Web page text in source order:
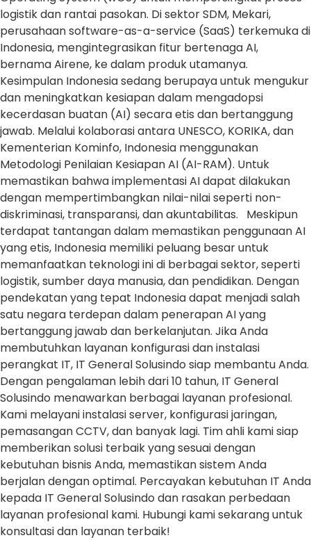
logistik dan rantai pasokan. Di sektor SDM, Mekari,
perusahaan software-as-a-service (SaaS) terkemuka di
Indonesia, mengintegrasikan fitur bertenaga AI,
bernama Airene, ke dalam produk utamanya.
Kesimpulan Indonesia sedang berupaya untuk mengukur
dan meningkatkan kesiapan dalam mengadopsi
kecerdasan buatan (AI) secara etis dan bertanggung
jawab. Melalui kolaborasi antara UNESCO, KORIKA, dan
Kementerian Kominfo, Indonesia menggunakan
Metodologi Penilaian Kesiapan AI (AI-RAM). Untuk
memastikan bahwa implementasi AI dapat dilakukan
dengan mempertimbangkan nilai-nilai seperti non-
diskriminasi, transparansi, dan akuntabilitas. Meskipun
terdapat tantangan dalam memastikan penggunaan AI
yang etis, Indonesia memiliki peluang besar untuk
memanfaatkan teknologi ini di berbagai sektor, seperti
logistik, sumber daya manusia, dan pendidikan. Dengan
pendekatan yang tepat Indonesia dapat menjadi salah
satu negara terdepan dalam penerapan AI yang
bertanggung jawab dan berkelanjutan. Jika Anda
membutuhkan layanan konfigurasi dan instalasi
perangkat IT, IT General Solusindo siap membantu Anda.
Dengan pengalaman lebih dari 10 tahun, IT General
Solusindo menawarkan berbagai layanan profesional.
Kami melayani instalasi server, konfigurasi jaringan,
pemasangan CCTV, dan banyak lagi. Tim ahli kami siap
memberikan solusi terbaik yang sesuai dengan
kebutuhan bisnis Anda, memastikan sistem Anda
berjalan dengan optimal. Percayakan kebutuhan IT Anda
kepada IT General Solusindo dan rasakan perbedaan
layanan profesional kami. Hubungi kami sekarang untuk
konsultasi dan layanan terbaik!